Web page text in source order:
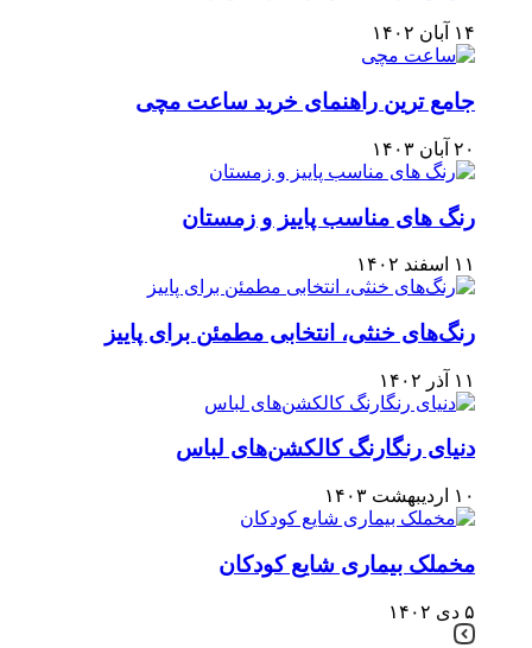
۱۴ آبان ۱۴۰۲
جامع ترین راهنمای خرید ساعت مچی
۲۰ آبان ۱۴۰۳
رنگ های مناسب پاییز و زمستان
۱۱ اسفند ۱۴۰۲
رنگ‌های خنثی، انتخابی مطمئن برای پاییز
۱۱ آذر ۱۴۰۲
دنیای رنگارنگ کالکشن‌های لباس
۱۰ اردیبهشت ۱۴۰۳
مخملک بیماری شایع کودکان
۵ دی ۱۴۰۲